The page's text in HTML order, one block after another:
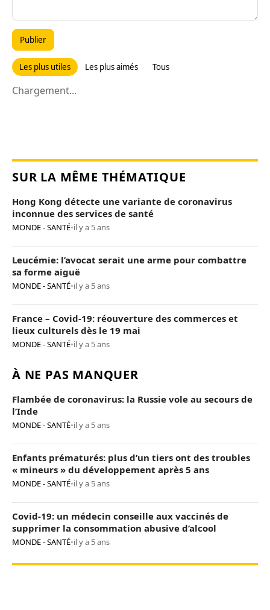
Publier
Les plus utiles Les plus aimés Tous
Chargement...
SUR LA MÊME THÉMATIQUE
Hong Kong détecte une variante de coronavirus
inconnue des services de santé
MONDE - SANTÉ•il y a 5 ans
Leucémie: l’avocat serait une arme pour combattre
sa forme aiguë
MONDE - SANTÉ•il y a 5 ans
France – Covid-19: réouverture des commerces et
lieux culturels dès le 19 mai
MONDE - SANTÉ•il y a 5 ans
À NE PAS MANQUER
Flambée de coronavirus: la Russie vole au secours de
l’Inde
MONDE - SANTÉ•il y a 5 ans
Enfants prématurés: plus d’un tiers ont des troubles
« mineurs » du développement après 5 ans
MONDE - SANTÉ•il y a 5 ans
Covid-19: un médecin conseille aux vaccinés de
supprimer la consommation abusive d’alcool
MONDE - SANTÉ•il y a 5 ans